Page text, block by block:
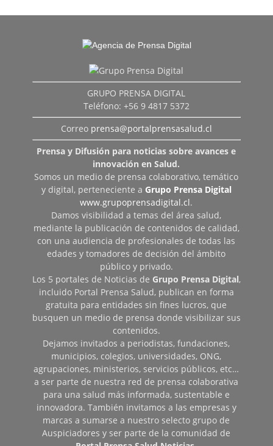
GRUPO PRENSA DIGITAL
Teléfono: +56 9 4817 5372
Correo prensa@portalprensasalud.cl
Prensa y Difusión para noticias sobre avances e
innovación en Salud.
Somos un medio de prensa colaborativo, temático
y digital, perteneciente a Grupo Prensa Digital
www.grupoprensadigital.cl.
Damos visibilidad a temas del área salud,
mediante la publicación de contenidos de calidad,
con una audiencia de profesionales de todas las
edades y tomadores de decisión del ámbito
público y privado.
Los 5 portales de Noticias de Grupo Prensa Digital,
incluido Portal Prensa Salud, publican en forma
gratuita para entidades sin fines lucros, que
busquen un medio de prensa donde visibilizar sus
contenidos.
Dejamos invitados a periodistas, fundaciones,
municipios, colegios, universidades, ONG,
agrupaciones, ministerios, servicios públicos, etc…
a ser parte de nuestra red de prensa colaborativa
para una salud más informada, sustentable e
innovadora. También invitamos a las empresas y
marcas a sumarse a nuestro selecto grupo de
Auspiciadores y ser parte de la comunidad de